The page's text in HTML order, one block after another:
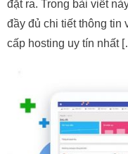
đặt ra. Trong bài viết
đầy đủ chi tiết thông tin
cấp hosting uy tín nhất